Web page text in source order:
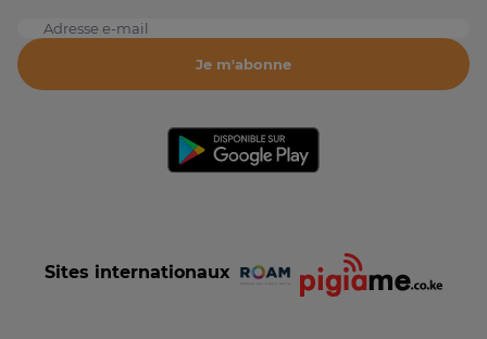
Adresse e-mail
Je m'abonne
Sites internationaux